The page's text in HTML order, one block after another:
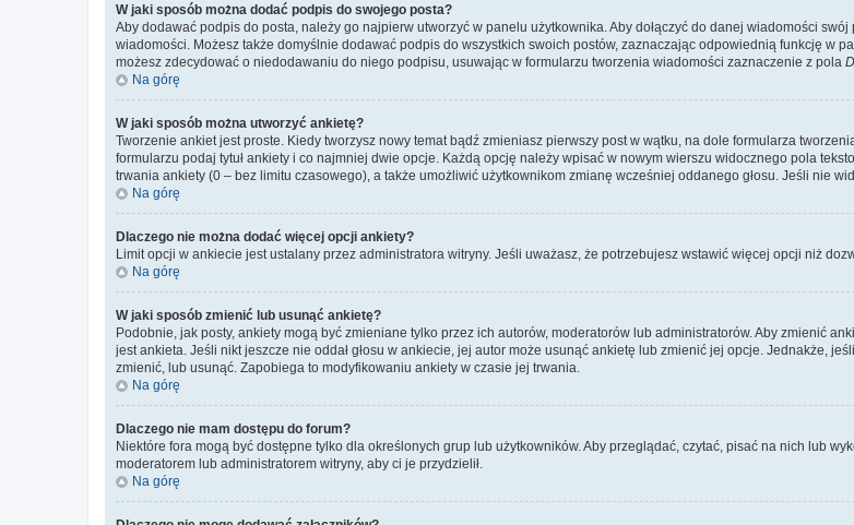
W jaki sposób można dodać podpis do swojego posta?
Aby dodawać podpis do posta, należy go najpierw utworzyć w panelu użytkownika. Aby dołączyć do danej wiadomości swój
wiadomości. Możesz także domyślnie dodawać podpis do wszystkich swoich postów, zaznaczając odpowiednią funkcję w
możesz zdecydować o niedodawaniu do niego podpisu, usuwając w formularzu tworzenia wiadomości zaznaczenie z pola
Na górę
W jaki sposób można utworzyć ankietę?
Tworzenie ankiet jest proste. Kiedy tworzysz nowy temat bądź zmieniasz pierwszy post w wątku, na dole formularza
formularzu podaj tytuł ankiety i co najmniej dwie opcje. Każdą opcję należy wpisać w nowym wierszu widocznego pola
trwania ankiety (0 – bez limitu czasowego), a także umożliwić użytkownikom zmianę wcześniej oddanego głosu. Jeśli nie
Na górę
Dlaczego nie można dodać więcej opcji ankiety?
Limit opcji w ankiecie jest ustalany przez administratora witryny. Jeśli uważasz, że potrzebujesz wstawić więcej opcji niż
Na górę
W jaki sposób zmienić lub usunąć ankietę?
Podobnie, jak posty, ankiety mogą być zmieniane tylko przez ich autorów, moderatorów lub administratorów. Aby zmienić
jest ankieta. Jeśli nikt jeszcze nie oddał głosu w ankiecie, jej autor może usunąć ankietę lub zmienić jej opcje. Jednakże,
zmienić, lub usunąć. Zapobiega to modyfikowaniu ankiety w czasie jej trwania.
Na górę
Dlaczego nie mam dostępu do forum?
Niektóre fora mogą być dostępne tylko dla określonych grup lub użytkowników. Aby przeglądać, czytać, pisać na nich lub
moderatorem lub administratorem witryny, aby ci je przydzielił.
Na górę